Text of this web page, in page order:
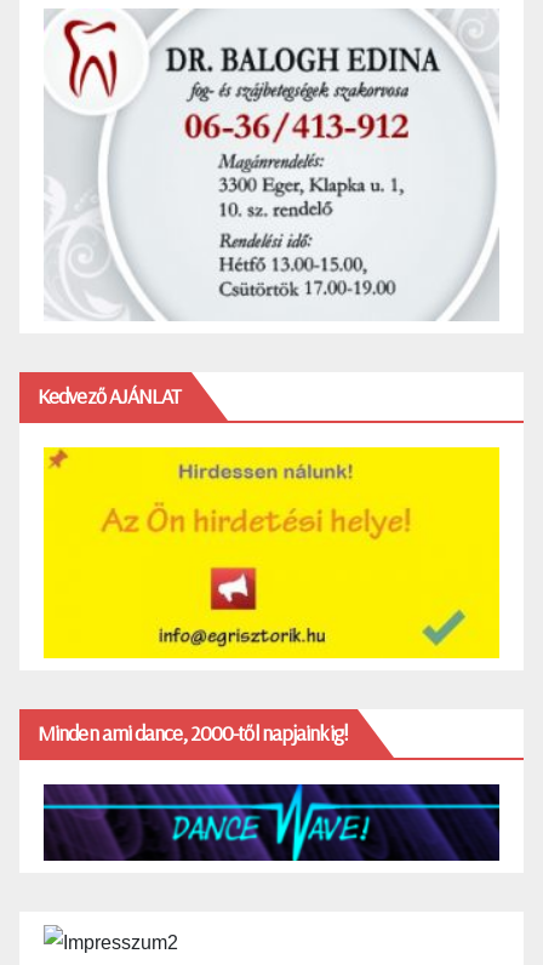
Kedvező AJÁNLAT
Minden ami dance, 2000-től napjainkig!